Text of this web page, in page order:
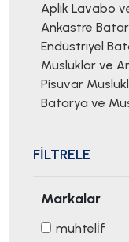
Aplik Lavabo
Ankastre
Endüstriyel
Musluklar ve
Pisuvar
Batarya ve
FİLTRELE
Markalar
muhteli̇f